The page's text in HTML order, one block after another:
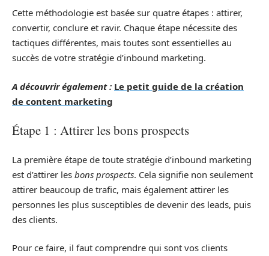
Cette méthodologie est basée sur quatre étapes : attirer,
convertir, conclure et ravir. Chaque étape nécessite des
tactiques différentes, mais toutes sont essentielles au
succès de votre stratégie d’inbound marketing.
A découvrir également : Le petit guide de la création
de content marketing
Étape 1 : Attirer les bons prospects
La première étape de toute stratégie d’inbound marketing
est d’attirer les bons prospects. Cela signifie non seulement
attirer beaucoup de trafic, mais également attirer les
personnes les plus susceptibles de devenir des leads, puis
des clients.
Pour ce faire, il faut comprendre qui sont vos clients